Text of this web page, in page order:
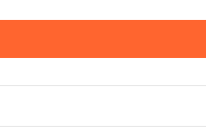
Comenziile plasate
intelegere!